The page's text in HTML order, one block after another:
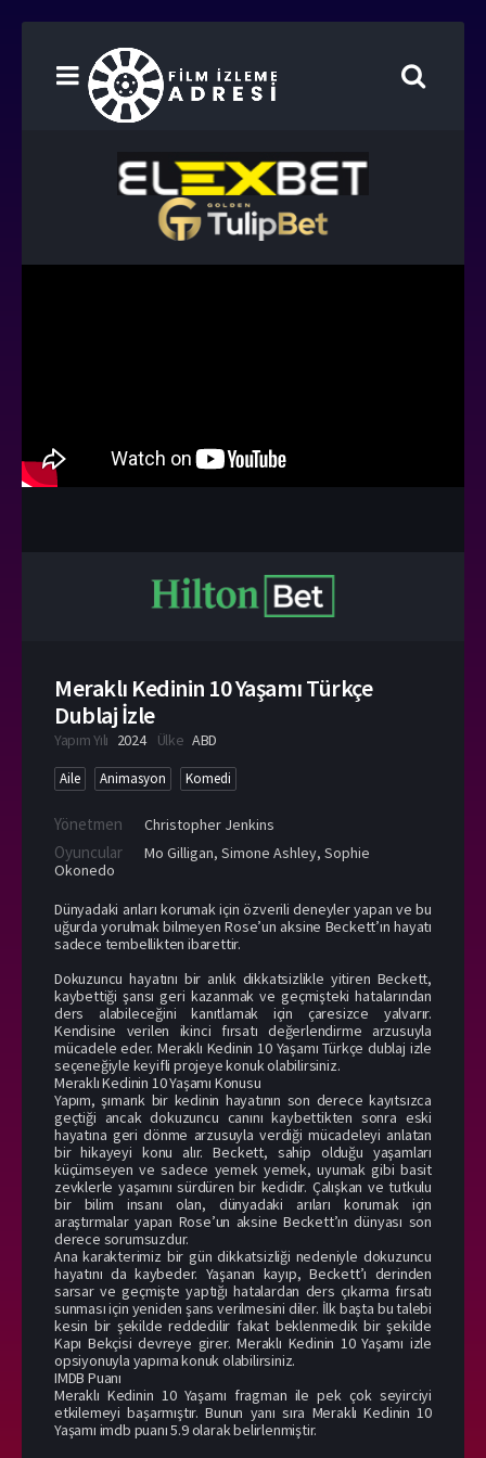
Meraklı Kedinin 10 Yaşamı Türkçe
Dublaj İzle
Yapım Yılı 2024 Ülke ABD
Aile Animasyon Komedi
Yönetmen Christopher Jenkins
Oyuncular Mo Gilligan, Simone Ashley, Sophie
Okonedo
Dünyadaki arıları korumak için özverili deneyler yapan ve bu
uğurda yorulmak bilmeyen Rose’un aksine Beckett’ın hayatı
sadece tembellikten ibarettir.
Dokuzuncu hayatını bir anlık dikkatsizlikle yitiren Beckett,
kaybettiği şansı geri kazanmak ve geçmişteki hatalarından
ders alabileceğini kanıtlamak için çaresizce yalvarır.
Kendisine verilen ikinci fırsatı değerlendirme arzusuyla
mücadele eder. Meraklı Kedinin 10 Yaşamı Türkçe dublaj izle
seçeneğiyle keyifli projeye konuk olabilirsiniz.
Meraklı Kedinin 10 Yaşamı Konusu
Yapım, şımarık bir kedinin hayatının son derece kayıtsızca
geçtiği ancak dokuzuncu canını kaybettikten sonra eski
hayatına geri dönme arzusuyla verdiği mücadeleyi anlatan
bir hikayeyi konu alır. Beckett, sahip olduğu yaşamları
küçümseyen ve sadece yemek yemek, uyumak gibi basit
zevklerle yaşamını sürdüren bir kedidir. Çalışkan ve tutkulu
bir bilim insanı olan, dünyadaki arıları korumak için
araştırmalar yapan Rose’un aksine Beckett’ın dünyası son
derece sorumsuzdur.
Ana karakterimiz bir gün dikkatsizliği nedeniyle dokuzuncu
hayatını da kaybeder. Yaşanan kayıp, Beckett’ı derinden
sarsar ve geçmişte yaptığı hatalardan ders çıkarma fırsatı
sunması için yeniden şans verilmesini diler. İlk başta bu talebi
kesin bir şekilde reddedilir fakat beklenmedik bir şekilde
Kapı Bekçisi devreye girer. Meraklı Kedinin 10 Yaşamı izle
opsiyonuyla yapıma konuk olabilirsiniz.
IMDB Puanı
Meraklı Kedinin 10 Yaşamı fragman ile pek çok seyirciyi
etkilemeyi başarmıştır. Bunun yanı sıra Meraklı Kedinin 10
Yaşamı imdb puanı 5.9 olarak belirlenmiştir.